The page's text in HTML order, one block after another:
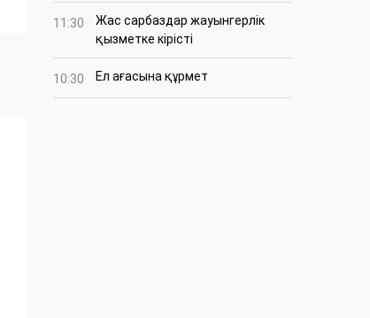
11:30
Жас сарбаздар жауынгерлік
қызметке кірісті
10:30 Ел ағасына құрмет